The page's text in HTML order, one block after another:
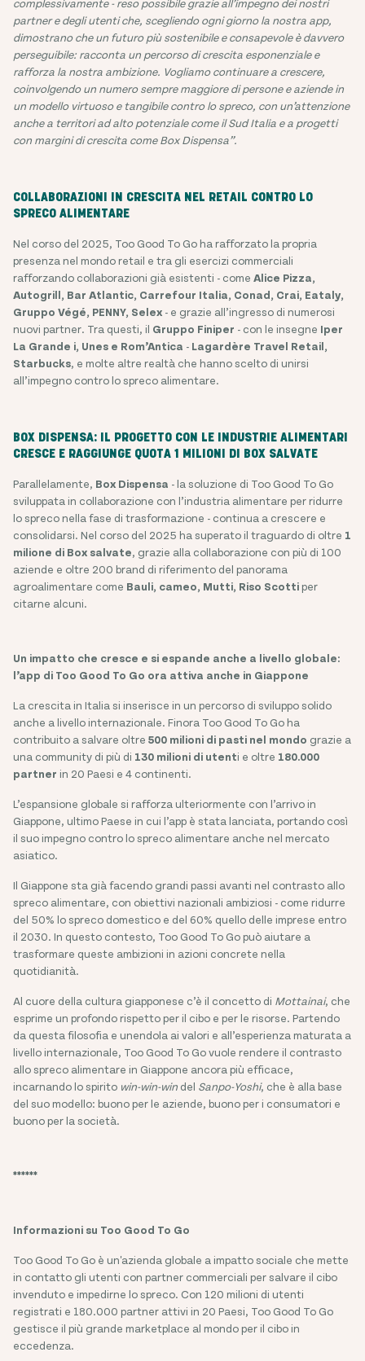
complessivamente - reso possibile grazie all’impegno dei nostri
partner e degli utenti che, scegliendo ogni giorno la nostra app,
dimostrano che un futuro più sostenibile e consapevole è davvero
perseguibile: racconta un percorso di crescita esponenziale e
rafforza la nostra ambizione. Vogliamo continuare a crescere,
coinvolgendo un numero sempre maggiore di persone e aziende in
un modello virtuoso e tangibile contro lo spreco, con un’attenzione
anche a territori ad alto potenziale come il Sud Italia e a progetti
con margini di crescita come Box Dispensa”.
COLLABORAZIONI IN CRESCITA NEL RETAIL CONTRO LO
SPRECO ALIMENTARE
Nel corso del 2025, Too Good To Go ha rafforzato la propria
presenza nel mondo retail e tra gli esercizi commerciali
rafforzando collaborazioni già esistenti - come Alice Pizza,
Autogrill, Bar Atlantic, Carrefour Italia, Conad, Crai, Eataly,
Gruppo Végé, PENNY, Selex - e grazie all’ingresso di numerosi
nuovi partner. Tra questi, il Gruppo Finiper - con le insegne Iper
La Grande i, Unes e Rom’Antica - Lagardère Travel Retail,
Starbucks, e molte altre realtà che hanno scelto di unirsi
all’impegno contro lo spreco alimentare.
BOX DISPENSA: IL PROGETTO CON LE INDUSTRIE ALIMENTARI
CRESCE E RAGGIUNGE QUOTA 1 MILIONI DI BOX SALVATE
Parallelamente, Box Dispensa - la soluzione di Too Good To Go
sviluppata in collaborazione con l’industria alimentare per ridurre
lo spreco nella fase di trasformazione - continua a crescere e
consolidarsi. Nel corso del 2025 ha superato il traguardo di oltre 1
milione di Box salvate, grazie alla collaborazione con più di 100
aziende e oltre 200 brand di riferimento del panorama
agroalimentare come Bauli, cameo, Mutti, Riso Scottiper
citarne alcuni.
Un impatto che cresce e si espande anche a livello globale:
l’app di Too Good To Go ora attiva anche in Giappone
La crescita in Italia si inserisce in un percorso di sviluppo solido
anche a livello internazionale. Finora Too Good To Go ha
contribuito a salvare oltre 500 milioni di pasti nel mondo grazie a
una community di più di 130 milioni di utenti e oltre 180.000
partner in 20 Paesi e 4 continenti.
L’espansione globale si rafforza ulteriormente con l’arrivo in
Giappone, ultimo Paese in cui l’app è stata lanciata, portando così
il suo impegno contro lo spreco alimentare anche nel mercato
asiatico.
Il Giappone sta già facendo grandi passi avanti nel contrasto allo
spreco alimentare, con obiettivi nazionali ambiziosi - come ridurre
del 50% lo spreco domestico e del 60% quello delle imprese entro
il 2030. In questo contesto, Too Good To Go può aiutare a
trasformare queste ambizioni in azioni concrete nella
quotidianità.
Al cuore della cultura giapponese c’è il concetto di Mottainai, che
esprime un profondo rispetto per il cibo e per le risorse. Partendo
da questa filosofia e unendola ai valori e all’esperienza maturata a
livello internazionale, Too Good To Go vuole rendere il contrasto
allo spreco alimentare in Giappone ancora più efficace,
incarnando lo spirito win-win-win del Sanpo-Yoshi, che è alla base
del suo modello: buono per le aziende, buono per i consumatori e
buono per la società.
******
Informazioni su Too Good To Go
Too Good To Go è un'azienda globale a impatto sociale che mette
in contatto gli utenti con partner commerciali per salvare il cibo
invenduto e impedirne lo spreco. Con 120 milioni di utenti
registrati e 180.000 partner attivi in 20 Paesi, Too Good To Go
gestisce il più grande marketplace al mondo per il cibo in
eccedenza.